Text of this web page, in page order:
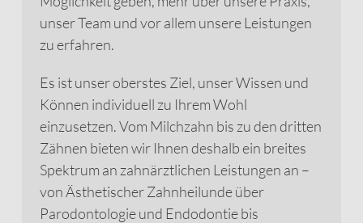
unser Team und vor allem unsere Leistungen
zu erfahren.
Es ist unser oberstes Ziel, unser Wissen und
Können individuell zu Ihrem Wohl
einzusetzen. Vom Milchzahn bis zu den dritten
Zähnen bieten wir Ihnen deshalb ein breites
Spektrum an zahnärztlichen Leistungen an –
von Ästhetischer Zahnheilunde über
Parodontologie und Endodontie bis